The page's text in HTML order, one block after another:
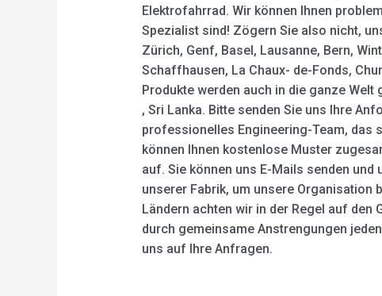
Elektrofahrrad. Wir können Ihnen
Spezialist sind! Zögern Sie also nicht,
Zürich, Genf, Basel, Lausanne, Bern,
Schaffhausen, La Chaux- de-Fonds,
Produkte werden auch in die ganze
, Sri Lanka. Bitte senden Sie uns Ihre
professionelles Engineering-Team, das
können Ihnen kostenlose Muster
auf. Sie können uns E-Mails senden
unserer Fabrik, um unsere Organisation
Ländern achten wir in der Regel auf
durch gemeinsame Anstrengungen
uns auf Ihre Anfragen.